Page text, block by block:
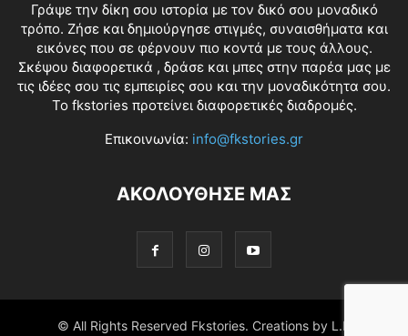
Γράψε την δίκη σου ιστορία με τον δικό σου μοναδικό
τρόπο. Ζήσε και δημιούργησε στιγμές, συναισθήματα και
εικόνες που σε φέρνουν πιο κοντά με τους άλλους.
Σκέψου διαφορετικά , δράσε και μπες στην παρέα μας με
τις ιδέες σου τις εμπειρίες σου και την μοναδικότητα σου.
Το fkstories προτείνει διαφορετικές διαδρομές.
Επικοινωνία: info@fkstories.gr
ΑΚΟΛΟΥΘΗΣΕ ΜΑΣ
© All Rights Reserved Fkstories. Creations by L.K